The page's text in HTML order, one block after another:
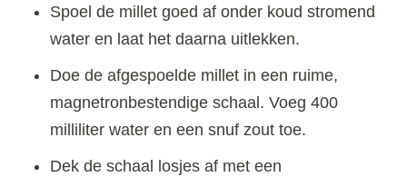
Spoel de millet goed af onder koud stromend
water en laat het daarna uitlekken.
Doe de afgespoelde millet in een ruime,
magnetronbestendige schaal. Voeg 400
milliliter water en een snuf zout toe.
Dek de schaal losjes af met een